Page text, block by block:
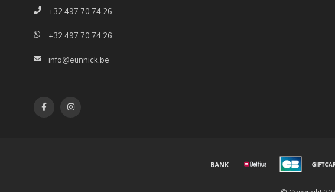
+32 497 70 74 26
+32 497 70 74 26
info@eunnick.be